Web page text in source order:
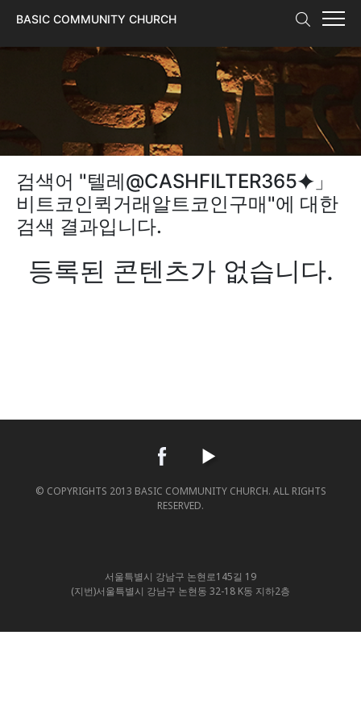
BASIC COMMUNITY CHURCH
검색어 "텔레@CASHFILTER365⯌」
비트코인퀵거래알트코인구매"에 대한
검색 결과입니다.
등록된 콘텐츠가 없습니다.
© COPYRIGHTS 2013 BASIC COMMUNITY CHURCH. ALL RIGHTS
RESERVED.
서울특별시 강남구 논현로145길 19
(지번)서울특별시 강남구 논현동 32-18 K동 지하2층